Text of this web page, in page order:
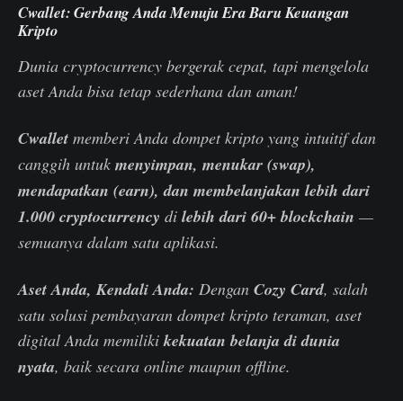
Cwallet: Gerbang Anda Menuju Era Baru Keuangan
Kripto
Dunia cryptocurrency bergerak cepat, tapi mengelola
aset Anda bisa tetap sederhana dan aman!
Cwallet memberi Anda dompet kripto yang intuitif dan
canggih untuk menyimpan, menukar (swap),
mendapatkan (earn), dan membelanjakan lebih dari
1.000 cryptocurrency di lebih dari 60+ blockchain —
semuanya dalam satu aplikasi.
Aset Anda, Kendali Anda: Dengan Cozy Card, salah
satu solusi pembayaran dompet kripto teraman, aset
digital Anda memiliki kekuatan belanja di dunia
nyata, baik secara online maupun offline.